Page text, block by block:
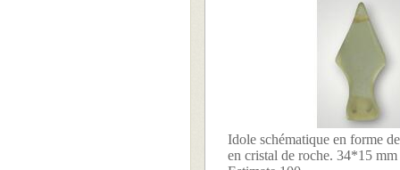
Idole schématique en forme
en cristal de roche. 34*15